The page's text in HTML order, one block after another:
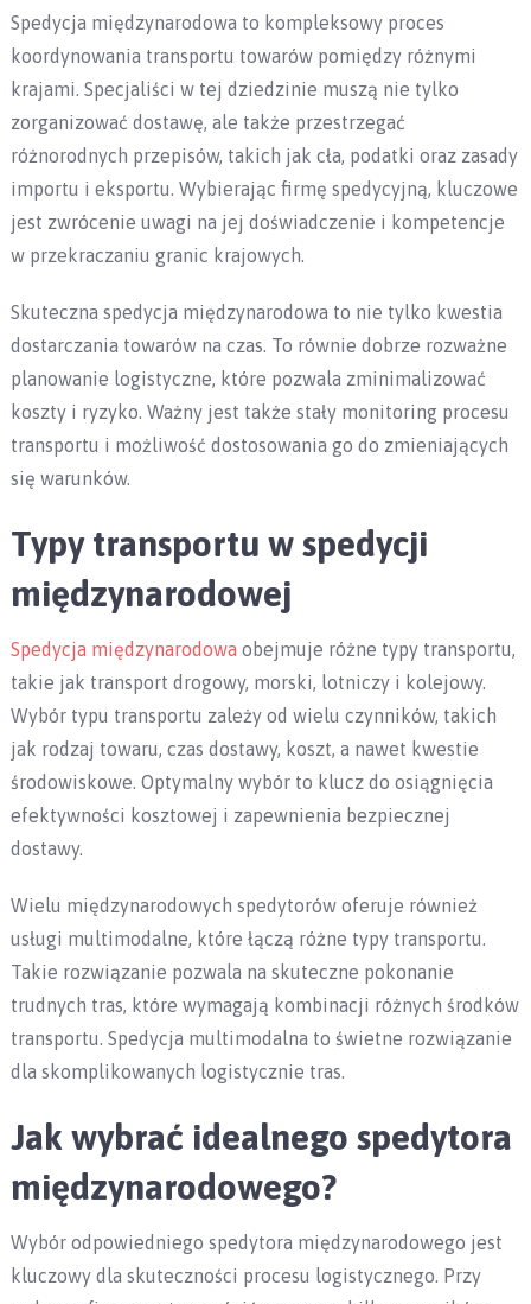
Spedycja międzynarodowa to kompleksowy proces
koordynowania transportu towarów pomiędzy różnymi
krajami. Specjaliści w tej dziedzinie muszą nie tylko
zorganizować dostawę, ale także przestrzegać
różnorodnych przepisów, takich jak cła, podatki oraz zasady
importu i eksportu. Wybierając firmę spedycyjną, kluczowe
jest zwrócenie uwagi na jej doświadczenie i kompetencje
w przekraczaniu granic krajowych.
Skuteczna spedycja międzynarodowa to nie tylko kwestia
dostarczania towarów na czas. To równie dobrze rozważne
planowanie logistyczne, które pozwala zminimalizować
koszty i ryzyko. Ważny jest także stały monitoring procesu
transportu i możliwość dostosowania go do zmieniających
się warunków.
Typy transportu w spedycji
międzynarodowej
Spedycja międzynarodowa obejmuje różne typy transportu,
takie jak transport drogowy, morski, lotniczy i kolejowy.
Wybór typu transportu zależy od wielu czynników, takich
jak rodzaj towaru, czas dostawy, koszt, a nawet kwestie
środowiskowe. Optymalny wybór to klucz do osiągnięcia
efektywności kosztowej i zapewnienia bezpiecznej
dostawy.
Wielu międzynarodowych spedytorów oferuje również
usługi multimodalne, które łączą różne typy transportu.
Takie rozwiązanie pozwala na skuteczne pokonanie
trudnych tras, które wymagają kombinacji różnych środków
transportu. Spedycja multimodalna to świetne rozwiązanie
dla skomplikowanych logistycznie tras.
Jak wybrać idealnego spedytora
międzynarodowego?
Wybór odpowiedniego spedytora międzynarodowego jest
kluczowy dla skuteczności procesu logistycznego. Przy